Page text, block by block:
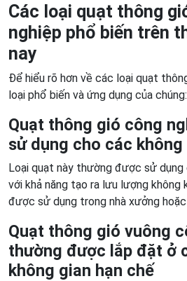
Các loại quạt thông
nghiệp phổ biến trên
nay
Để hiểu rõ hơn về các loại quạt
loại phổ biến và ứng dụng của chúng:
Quạt thông gió công
sử dụng cho các
Loại quạt này thường được sử dụng
với khả năng tạo ra lưu lượng không
được sử dụng trong nhà xưởng hoặc
Quạt thông gió vuông
thường được lắp đặt ở
không gian hạn chế